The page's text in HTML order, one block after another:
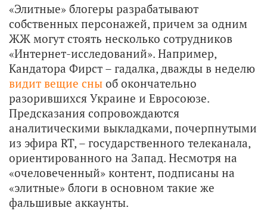
«Элитные» блогеры разрабатывают
собственных персонажей, причем за одним
ЖЖ могут стоять несколько сотрудников
«Интернет-исследований». Например,
Кандатора Фирст – гадалка, дважды в неделю
видит вещие сны об окончательно
разорившихся Украине и Евросоюзе.
Предсказания сопровождаются
аналитическими выкладками, почерпнутыми
из эфира RT, – государственного телеканала,
ориентированного на Запад. Несмотря на
«очеловеченный» контент, подписаны на
«элитные» блоги в основном такие же
фальшивые аккаунты.